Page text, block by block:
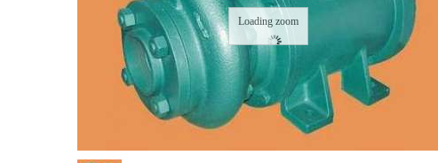
Loading zoom